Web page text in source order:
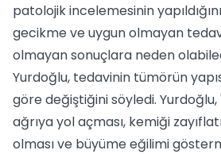
patolojik incelemesinin
gecikme ve uygun olmayan
olmayan sonuçlara neden
Yurdoğlu, tedavinin tümörün
göre değiştiğini söyledi.
ağrıya yol açması, kemiği
olması ve büyüme eğilimi